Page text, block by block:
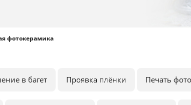
фотокерамика
в багет Проявка плёнки Печать